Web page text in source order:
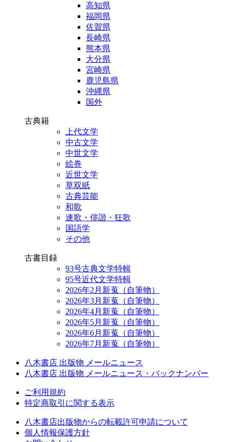
高知県
福岡県
佐賀県
長崎県
熊本県
大分県
宮崎県
鹿児島県
沖縄県
国外
古典籍
上代文学
中古文学
中世文学
絵巻
近世文学
草双紙
古典芸能
和歌
連歌・俳諧・狂歌
国語学
その他
古書目録
93号古典文学特輯
95号近代文学特輯
2026年2月新蒐（自筆物）
2026年3月新蒐（自筆物）
2026年4月新蒐（自筆物）
2026年5月新蒐（自筆物）
2026年6月新蒐（自筆物）
2026年7月新蒐（自筆物）
八木書店 出版物 メールニュース
八木書店 出版物 メールニュース・バックナンバー
ご利用規約
特定商取引に関する表示
八木書店出版物からの転載許可申請について
個人情報保護方針